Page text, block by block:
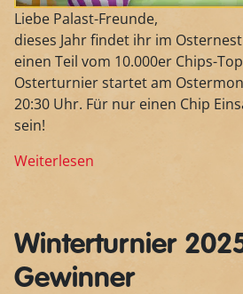
Liebe Palast-Freunde,
dieses Jahr findet ihr im
einen Teil vom 10.000er Chips-
Osterturnier startet am
20:30 Uhr. Für nur einen Chip
sein!
Weiterlesen
Winterturnier
Gewinner